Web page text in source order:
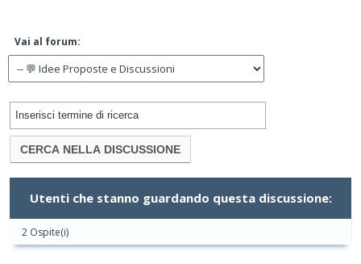
Vai al forum:
Utenti che stanno guardando questa discussione:
2 Ospite(i)